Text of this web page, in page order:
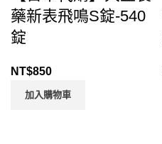
藥新表飛鳴S錠-540
錠
NT$850
加入購物車